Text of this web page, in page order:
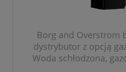
Borg and Overstrom
dystrybutor z opcją
Woda schłodzona,